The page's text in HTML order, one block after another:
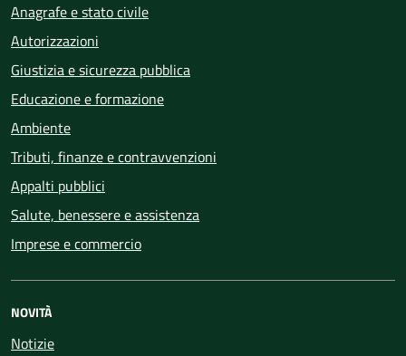
Anagrafe e stato civile
Autorizzazioni
Giustizia e sicurezza pubblica
Educazione e formazione
Ambiente
Tributi, finanze e contravvenzioni
Appalti pubblici
Salute, benessere e assistenza
Imprese e commercio
NOVITÀ
Notizie